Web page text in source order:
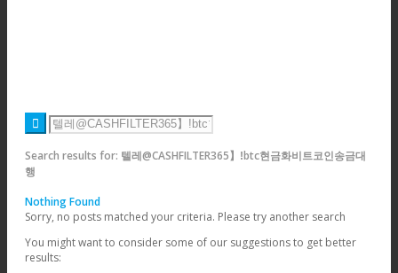
Search results for: 텔레@CASHFILTER365】ǃbtc현금화비트코인송금대
행
Nothing Found
Sorry, no posts matched your criteria. Please try another search
You might want to consider some of our suggestions to get better
results: